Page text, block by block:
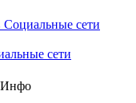
Социальные сети
сети
Инфо